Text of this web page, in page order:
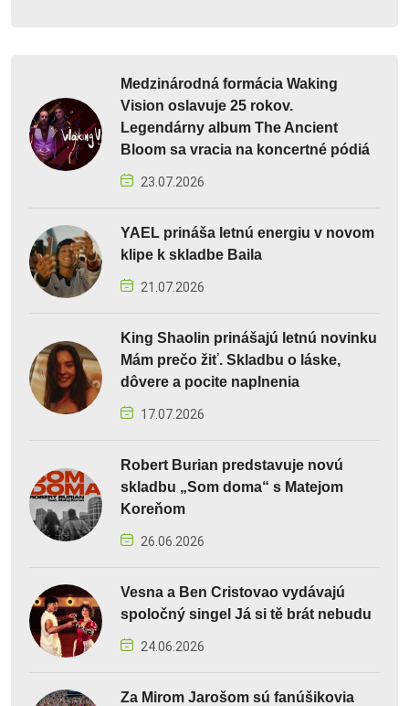
Medzinárodná formácia Waking
Vision oslavuje 25 rokov.
Legendárny album The Ancient
Bloom sa vracia na koncertné pódiá
23.07.2026
YAEL prináša letnú energiu v novom
klipe k skladbe Baila
21.07.2026
King Shaolin prinášajú letnú novinku
Mám prečo žiť. Skladbu o láske,
dôvere a pocite naplnenia
17.07.2026
Robert Burian predstavuje novú
skladbu „Som doma“ s Matejom
Koreňom
26.06.2026
Vesna a Ben Cristovao vydávajú
spoločný singel Já si tě brát nebudu
24.06.2026
Za Mirom Jarošom sú fanúšikovia